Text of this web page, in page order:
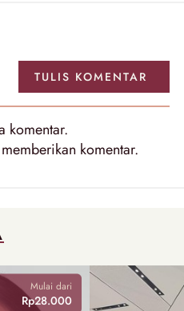
TULIS KOMENTAR
komentar.
komentar.
Mulai dari
Rp28.000